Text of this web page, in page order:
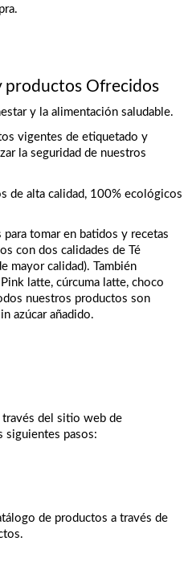
productos Ofrecidos
y la alimentación saludable.
vigentes de etiquetado y
la seguridad de nuestros
de alta calidad, 100% ecológicos
tomar en batidos y recetas
con dos calidades de Té
mayor calidad). También
latte, cúrcuma latte, choco
nuestros productos son
azúcar añadido.
través del sitio web de
pasos:
de productos a través de